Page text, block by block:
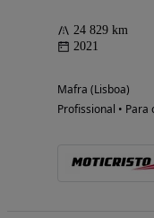
24 829 km
2021
Mafra (Lisboa)
Profissional • Para